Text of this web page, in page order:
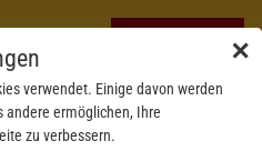
✕
verwendet. Einige davon werden
andere ermöglichen, Ihre
zu verbessern.